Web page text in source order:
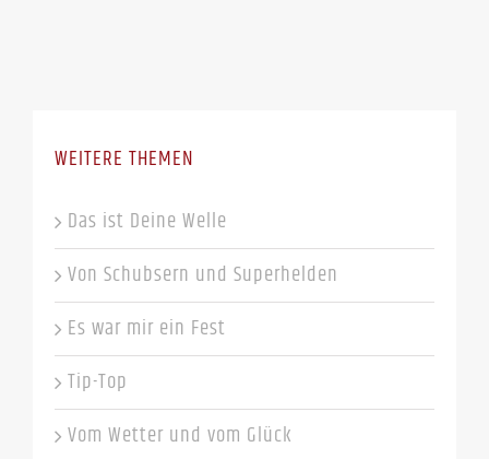
WEITERE THEMEN
Das ist Deine Welle
Von Schubsern und Superhelden
Es war mir ein Fest
Tip-Top
Vom Wetter und vom Glück